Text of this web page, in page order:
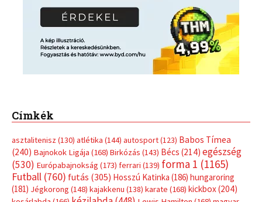
Címkék
asztalitenisz (130) atlétika (144) autosport(123) Babos Tímea
(240) Bajnokok Ligája (168) Birkózás (143) Bécs (214) egészség
(530) Európabajnokság (173) ferrari (139) forma 1 (1165)
Futball (760) futás (305) Hosszú Katinka (186) hungaroring
(181) Jégkorong (148) kajakkenu (138) karate (168) kickbox(204)